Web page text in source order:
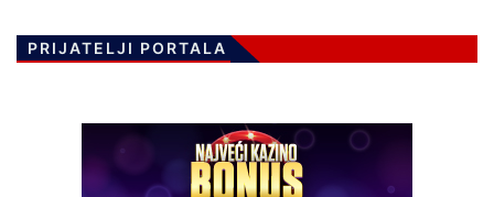
PRIJATELJI PORTALA